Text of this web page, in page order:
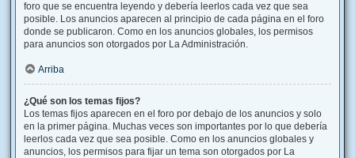
foro que se encuentra leyendo y debería leerlos cada vez que sea
posible. Los anuncios aparecen al principio de cada página en el foro
donde se publicaron. Como en los anuncios globales, los permisos
para anuncios son otorgados por La Administración.
Arriba
¿Qué son los temas fijos?
Los temas fijos aparecen en el foro por debajo de los anuncios y solo
en la primer página. Muchas veces son importantes por lo que debería
leerlos cada vez que sea posible. Como en los anuncios globales y
anuncios, los permisos para fijar un tema son otorgados por La